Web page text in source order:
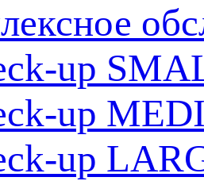
up
up
up